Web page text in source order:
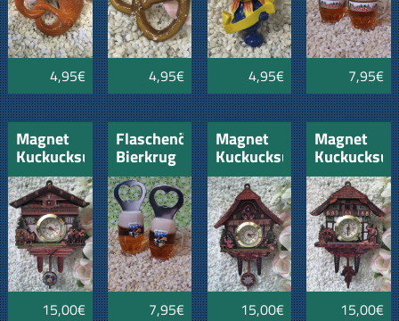
4,95€ 4,95€ 4,95€ 7,95€
Magnet
Kuckucksuhr
"Schwarzwald"
Pferdegespann
und
Musiker
15,00€
Flaschenöffner
Bierkrug
Schwarzwald
1
7,95€
Magnet
Kuckucksuhr
"Schwarzwald"
Liebespaare
und
Kinder
15,00€
Magnet
Mühlrad
und
15,00€